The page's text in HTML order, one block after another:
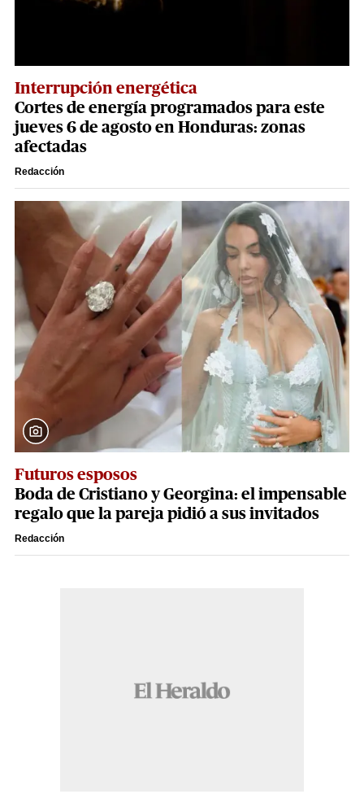
Interrupción energética
Cortes de energía programados para este
jueves 6 de agosto en Honduras: zonas
afectadas
Redacción
Futuros esposos
Boda de Cristiano y Georgina: el impensable
regalo que la pareja pidió a sus invitados
Redacción